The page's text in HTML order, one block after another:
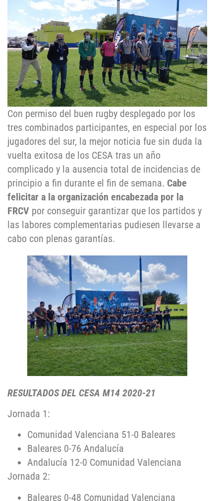
Con permiso del buen rugby desplegado por los
tres combinados participantes, en especial por los
jugadores del sur, la mejor noticia fue sin duda la
vuelta exitosa de los CESA tras un año
complicado y la ausencia total de incidencias de
principio a fin durante el fin de semana. Cabe
felicitar a la organización encabezada por la
FRCV por conseguir garantizar que los partidos y
las labores complementarias pudiesen llevarse a
cabo con plenas garantías.
RESULTADOS DEL CESA M14 2020-21
Jornada 1:
Comunidad Valenciana 51-0 Baleares
Baleares 0-76 Andalucía
Andalucía 12-0 Comunidad Valenciana
Jornada 2:
Baleares 0-48 Comunidad Valenciana